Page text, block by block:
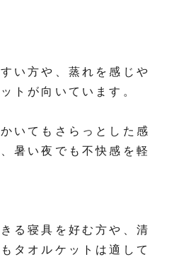
い方や、蒸れを感じや
トが向いています。
いてもさらっとした感
暑い夜でも不快感を軽
る寝具を好む方や、清
タオルケットは適して